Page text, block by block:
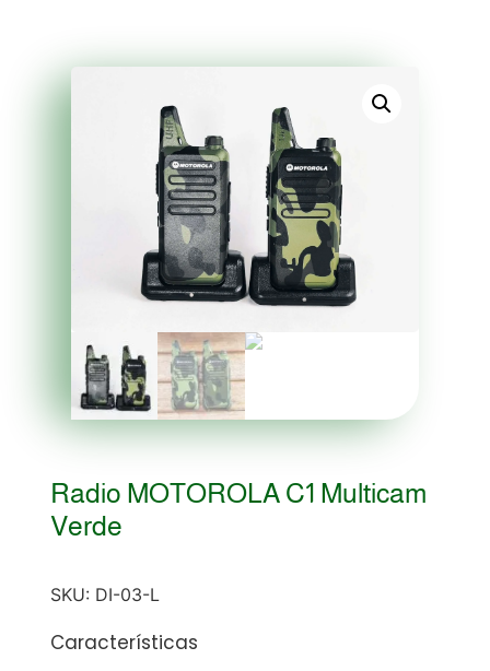
Radio MOTOROLA C1 Multicam
Verde
SKU: DI-03-L
Características